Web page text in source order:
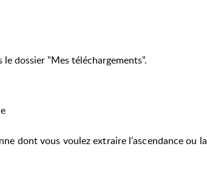
dossier "Mes téléchargements".
dont vous voulez extraire l’ascendance ou la